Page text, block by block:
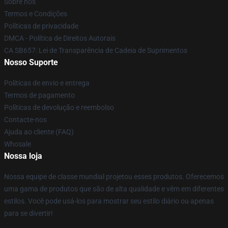
Termos e Condições
Políticas de privacidade
DMCA - Política de Direitos Autorais
CA SB657: Lei de Transparência de Cadeia de Suprimentos
Nosso Suporte
Políticas de envio e entrega
Termos de pagamento
Políticas de devolução e reembolso
Contacte-nos
Ajuda ao cliente (FAQ)
Whosale
Nossa loja
Nossa equipe de classe mundial projetou esses produtos. Oferecemos
uma gama de produtos que são de alta qualidade e vêm em diferentes
estilos. Você pode usá-los para mostrar seu estilo diário ou apenas
para se divertir!